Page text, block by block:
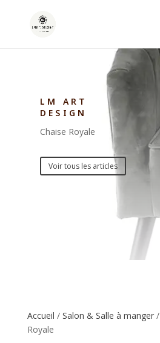
LM ART
DESIGN
Chaise Royale
Voir tous les articles
Accueil / Salon & Salle à manger/
Royale